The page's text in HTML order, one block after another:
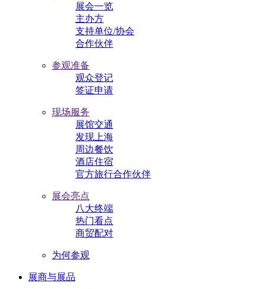
展会一览
主办方
支持单位/协会
合作伙伴
参观准备
观众登记
签证申请
现场服务
展馆交通
发现上海
周边餐饮
酒店住宿
官方旅行合作伙伴
展会亮点
八大终端
热门看点
商贸配对
为何参观
展商与展品